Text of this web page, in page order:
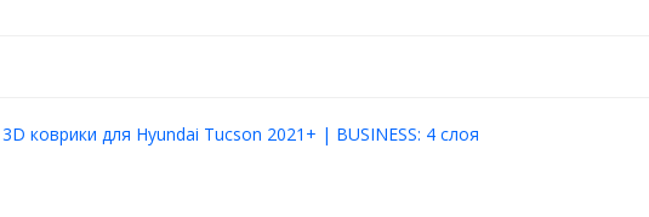
3D коврики для Hyundai Tucson 2021+ | BUSINESS: 4 слоя